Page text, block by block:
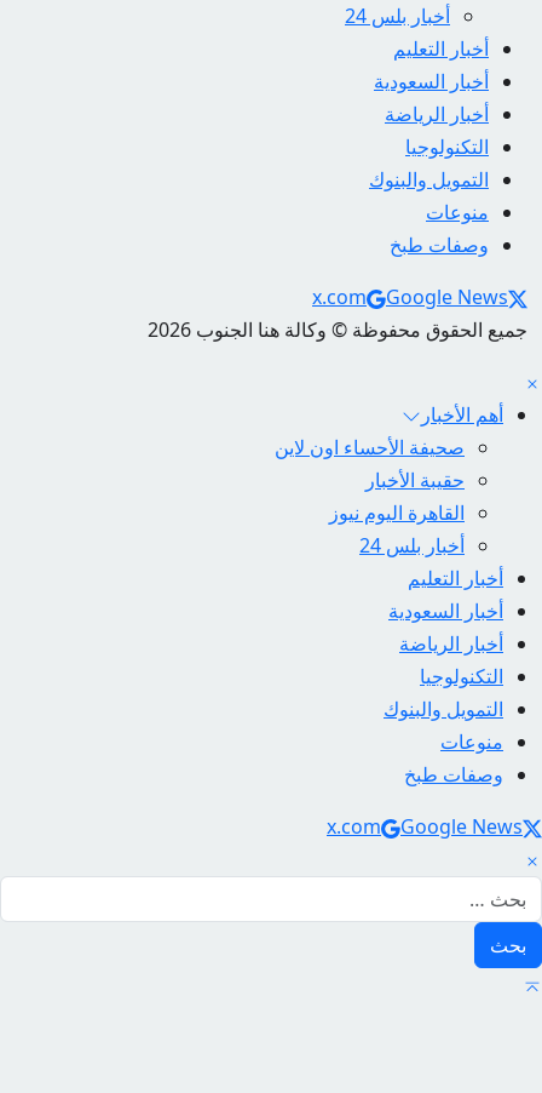
أخبار بلس 24
أخبار التعليم
أخبار السعودية
أخبار الرياضة
التكنولوجيا
التمويل والبنوك
منوعات
وصفات طبخ
Social Links
x.com
Google News
جميع الحقوق محفوظة © وكالة هنا الجنوب 2026
أهم الأخبار
صحيفة الأحساء اون لاين
حقيبة الأخبار
القاهرة اليوم نيوز
أخبار بلس 24
أخبار التعليم
أخبار السعودية
أخبار الرياضة
التكنولوجيا
التمويل والبنوك
منوعات
وصفات طبخ
Social Links
x.com Google News
البحث عن: